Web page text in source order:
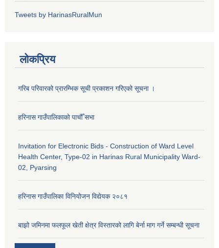
Tweets by HarinasRuralMun
लोकप्रिय
गरिब परिवारको प्रारम्भिक सूची प्रकाशन गरिएको सूचना ।
हरिनास गाउँपालिकाको पाचौँ सभा
Invitation for Electronic Bids - Construction of Ward Level
Health Center, Type-02 in Harinas Rural Municipality Ward-
02, Pyarsing
हरिनास गाउँपालिका विनियोजन विद्येयक २०८१
बाझो जमिनमा फलफूल खेती क्षेत्र विस्तारको लागि बेर्ना माग गर्ने सम्बन्धी सूचना